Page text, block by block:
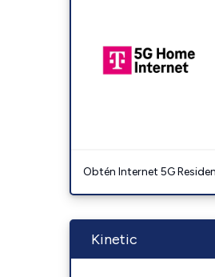
Obtén Internet 5G
Kinetic